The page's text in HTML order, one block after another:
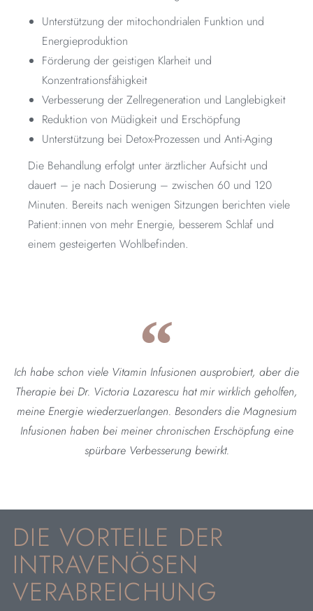
Unterstützung der mitochondrialen Funktion und
Energieproduktion
Förderung der geistigen Klarheit und
Konzentrationsfähigkeit
Verbesserung der Zellregeneration und Langlebigkeit
Reduktion von Müdigkeit und Erschöpfung
Unterstützung bei Detox-Prozessen und Anti-Aging
Die Behandlung erfolgt unter ärztlicher Aufsicht und
dauert – je nach Dosierung – zwischen 60 und 120
Minuten. Bereits nach wenigen Sitzungen berichten viele
Patient:innen von mehr Energie, besserem Schlaf und
einem gesteigerten Wohlbefinden.
Ich habe schon viele Vitamin Infusionen ausprobiert, aber die
Therapie bei Dr. Victoria Lazarescu hat mir wirklich geholfen,
meine Energie wiederzuerlangen. Besonders die Magnesium
Infusionen haben bei meiner chronischen Erschöpfung eine
spürbare Verbesserung bewirkt.
DIE VORTEILE DER
INTRAVENÖSEN
VERABREICHUNG